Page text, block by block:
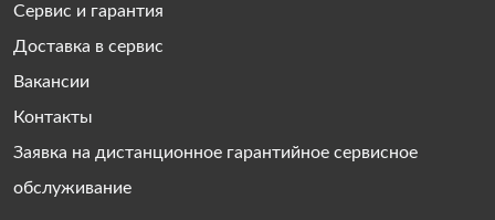
Сервис и гарантия
Доставка в сервис
Вакансии
Контакты
Заявка на дистанционное гарантийное сервисное
обслуживание